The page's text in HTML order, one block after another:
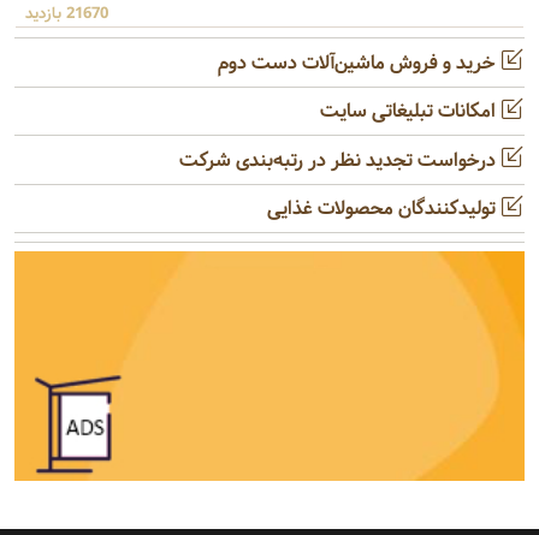
21670 بازدید
خرید و فروش ماشین‌آلات دست دوم
امکانات تبلیغاتی سایت
درخواست تجدید نظر در رتبه‌بندی شرکت
تولیدکنندگان محصولات غذایی